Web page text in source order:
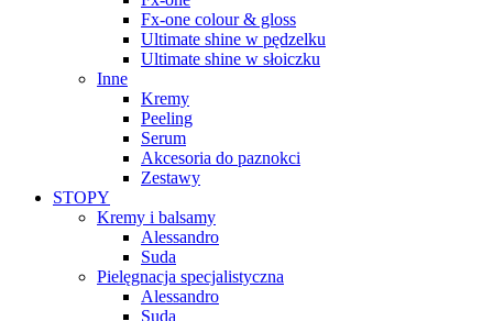
Fx-one colour & gloss
Ultimate shine w pędzelku
Ultimate shine w słoiczku
Inne
Kremy
Peeling
Serum
Akcesoria do paznokci
Zestawy
STOPY
Kremy i balsamy
Alessandro
Suda
Pielęgnacja specjalistyczna
Alessandro
Suda